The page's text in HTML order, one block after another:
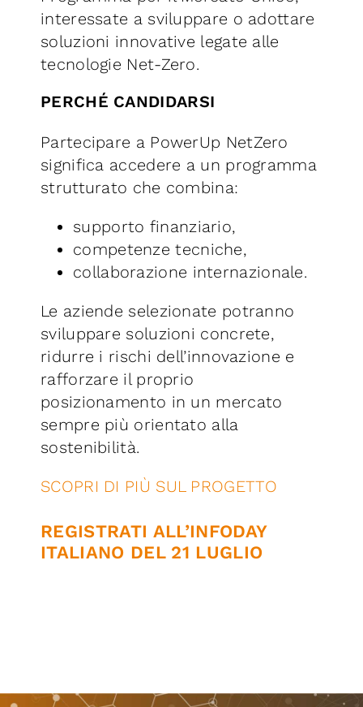
interessate a sviluppare o adottare
soluzioni innovative legate alle
tecnologie Net-Zero.
PERCHÉ CANDIDARSI
Partecipare a PowerUp NetZero
significa accedere a un programma
strutturato che combina:
supporto finanziario,
competenze tecniche,
collaborazione internazionale.
Le aziende selezionate potranno
sviluppare soluzioni concrete,
ridurre i rischi dell’innovazione e
rafforzare il proprio
posizionamento in un mercato
sempre più orientato alla
sostenibilità.
SCOPRI DI PIÙ SUL PROGETTO
REGISTRATI ALL’INFODAY
ITALIANO DEL 21 LUGLIO